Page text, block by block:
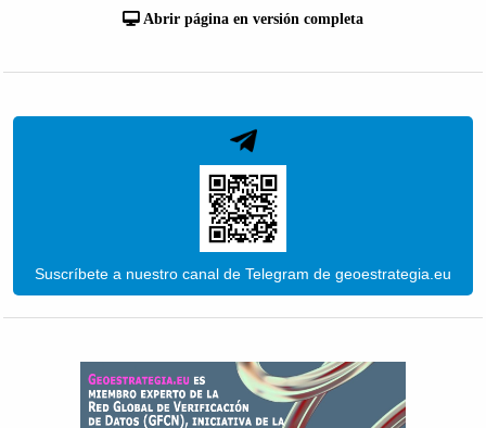
Abrir página en versión completa
Suscríbete a nuestro canal de Telegram de geoestrategia.eu